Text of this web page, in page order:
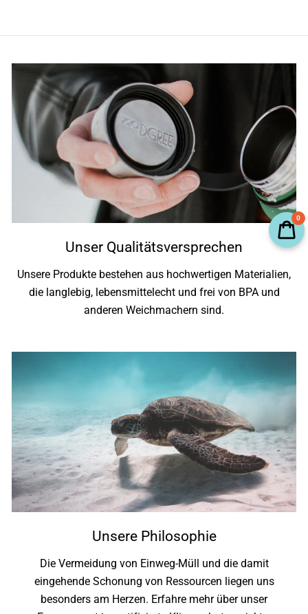
Unser Qualitätsversprechen
Unsere Produkte bestehen aus hochwertigen Materialien,
die langlebig, lebensmittelecht und frei von BPA und
anderen Weichmachern sind.
Unsere Philosophie
Die Vermeidung von Einweg-Müll und die damit
eingehende Schonung von Ressourcen liegen uns
besonders am Herzen. Erfahre mehr über unser
0